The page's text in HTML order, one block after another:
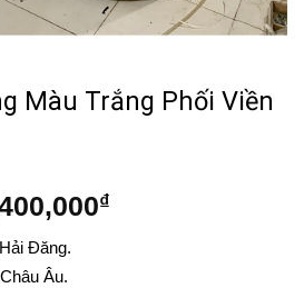
Màu Trắng Phối Viền
₫Giá
Đăng.
Âu.